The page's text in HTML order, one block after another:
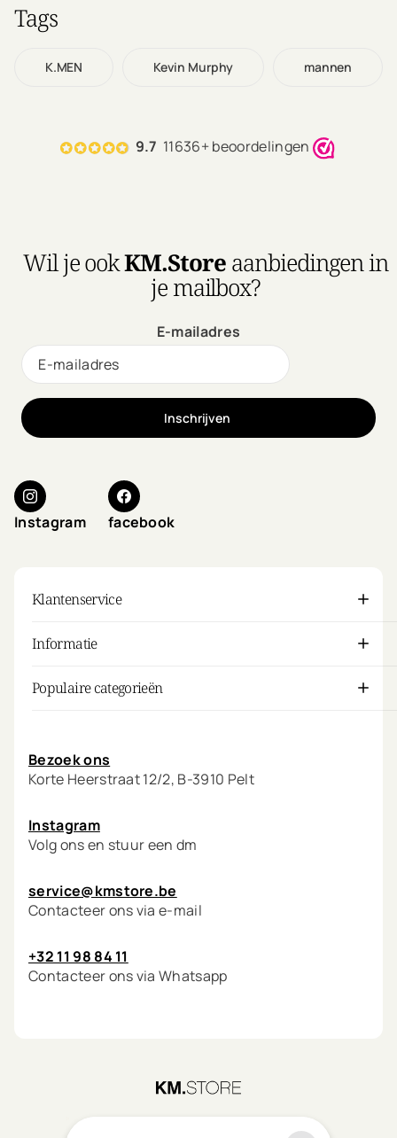
Tags
K.MEN Kevin Murphy mannen
9.7 11636+ beoordelingen
Wil je ookKM.Storeaanbiedingen in
je mailbox?
E-mailadres
Inschrijven
Instagram facebook
Klantenservice
Informatie
Populaire categorieën
Bezoek ons
Korte Heerstraat 12/2, B-3910 Pelt
Instagram
Volg ons en stuur een dm
service@kmstore.be
Contacteer ons via e-mail
+32 11 98 84 11
Contacteer ons via Whatsapp